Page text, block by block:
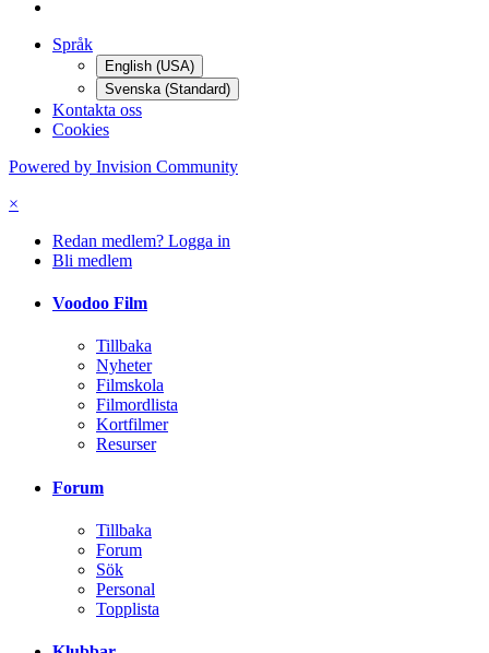
Språk
English (USA)
Svenska (Standard)
Kontakta oss
Cookies
Powered by Invision Community
×
Redan medlem? Logga in
Bli medlem
Voodoo Film
Tillbaka
Nyheter
Filmskola
Filmordlista
Kortfilmer
Resurser
Forum
Tillbaka
Forum
Sök
Personal
Topplista